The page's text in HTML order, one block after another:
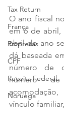
Tax Return
França
Empresas
CPF
Receita Federal
Noruega
O ano fiscal
em 6 de abril,
abril do ano
dá baseada
número de
número
vínculo